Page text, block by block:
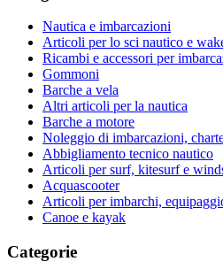
Nautica e imbarcazioni
Articoli per lo sci nautico e
Ricambi e accessori per
Gommoni
Barche a vela
Altri articoli per la nautica
Barche a motore
Noleggio di imbarcazioni,
Abbigliamento tecnico nautico
Articoli per surf, kitesurf e
Acquascooter
Articoli per imbarchi,
Canoe e kayak
Categorie